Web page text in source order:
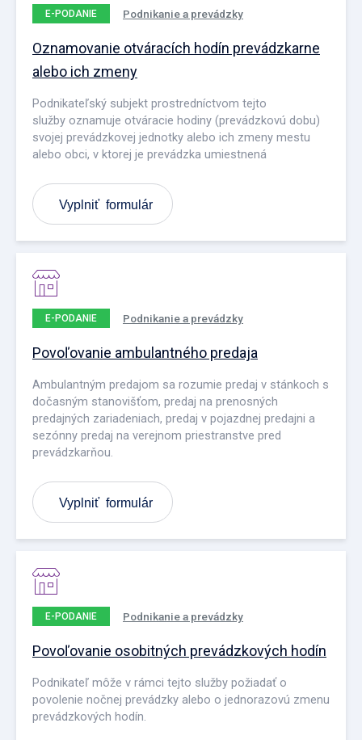
E-PODANIE Podnikanie a prevádzky
Oznamovanie otváracích hodín prevádzkarne
alebo ich zmeny
Podnikateľský subjekt prostredníctvom tejto
služby oznamuje otváracie hodiny (prevádzkovú dobu)
svojej prevádzkovej jednotky alebo ich zmeny mestu
alebo obci, v ktorej je prevádzka umiestnená
Vyplniť formulár
E-PODANIE Podnikanie a prevádzky
Povoľovanie ambulantného predaja
Ambulantným predajom sa rozumie predaj v stánkoch s
dočasným stanovišťom, predaj na prenosných
predajných zariadeniach, predaj v pojazdnej predajni a
sezónny predaj na verejnom priestranstve pred
prevádzkarňou.
Vyplniť formulár
E-PODANIE Podnikanie a prevádzky
Povoľovanie osobitných prevádzkových hodín
Podnikateľ môže v rámci tejto služby požiadať o
povolenie nočnej prevádzky alebo o jednorazovú zmenu
prevádzkových hodín.